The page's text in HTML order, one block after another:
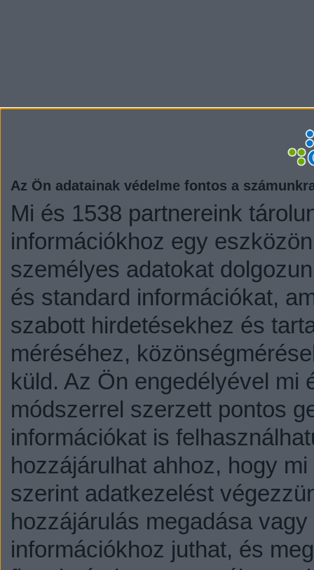
Az Ön adatainak védelme fontos a
Mi és 1538 partnereink
információkhoz egy
személyes adatokat
és standard információkat,
szabott hirdetésekhez és
méréséhez,
küld. Az Ön engedélyével mi
módszerrel szerzett pontos
információkat is
hozzájárulhat ahhoz, hogy
szerint adatkezelést
hozzájárulás megadása
információkhoz juthat, és